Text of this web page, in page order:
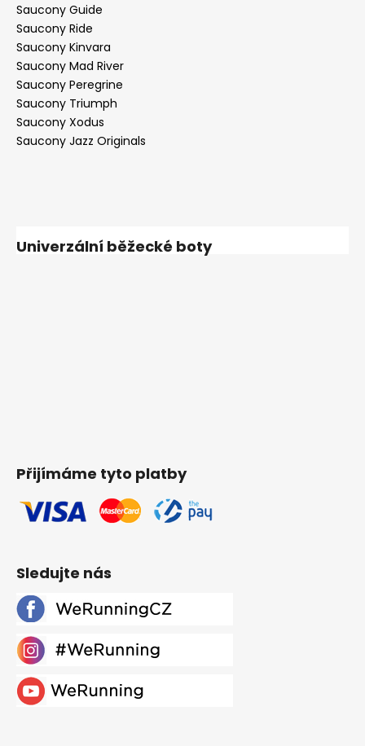
Saucony Guide
Saucony Ride
Saucony Kinvara
Saucony Mad River
Saucony Peregrine
Saucony Triumph
Saucony Xodus
Saucony Jazz Originals
Univerzální běžecké boty
Přijímáme tyto platby
Sledujte nás